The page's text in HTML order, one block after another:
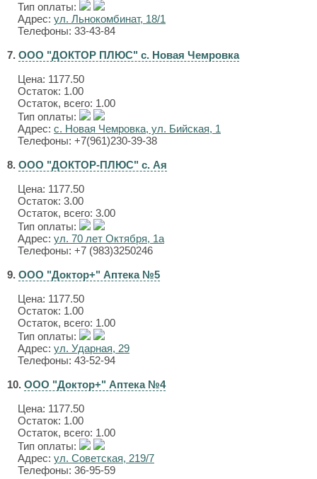
Тип оплаты:
Адрес: ул. Льнокомбинат, 18/1
Телефоны: 33-43-84
7. ООО "ДОКТОР ПЛЮС" с. Новая Чемровка
Цена: 1177.50
Остаток: 1.00
Остаток, всего: 1.00
Тип оплаты:
Адрес: с. Новая Чемровка, ул. Бийская, 1
Телефоны: +7(961)230-39-38
8. ООО "ДОКТОР-ПЛЮС" с. Ая
Цена: 1177.50
Остаток: 3.00
Остаток, всего: 3.00
Тип оплаты:
Адрес: ул. 70 лет Октября, 1а
Телефоны: +7 (983)3250246
9. ООО "Доктор+" Аптека №5
Цена: 1177.50
Остаток: 1.00
Остаток, всего: 1.00
Тип оплаты:
Адрес: ул. Ударная, 29
Телефоны: 43-52-94
10. ООО "Доктор+" Аптека №4
Цена: 1177.50
Остаток: 1.00
Остаток, всего: 1.00
Тип оплаты:
Адрес: ул. Советская, 219/7
Телефоны: 36-95-59